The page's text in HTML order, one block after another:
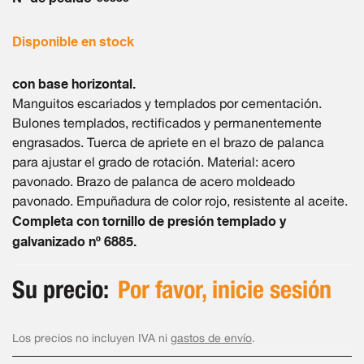
Disponible en stock
con base horizontal.
Manguitos escariados y templados por cementación.
Bulones templados, rectificados y permanentemente
engrasados. Tuerca de apriete en el brazo de palanca
para ajustar el grado de rotación. Material: acero
pavonado. Brazo de palanca de acero moldeado
pavonado. Empuñadura de color rojo, resistente al aceite.
Completa con tornillo de presión templado y
galvanizado nº 6885.
Su precio: Por favor, inicie sesión
Los precios no incluyen IVA ni gastos de envío.